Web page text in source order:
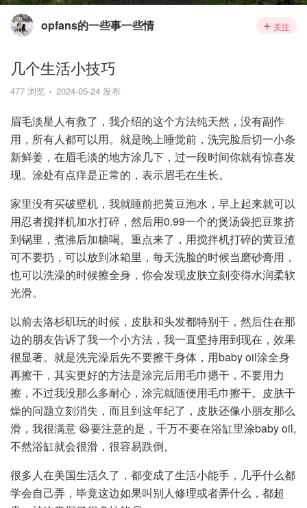
opfans的一些事一些情 关注
几个生活小技巧
477 浏览 2024-05-24 发布
眉毛淡星人有救了，我介绍的这个方法纯天然，没有副作
用，所有人都可以用。就是晚上睡觉前，洗完脸后切一小条
新鲜姜，在眉毛淡的地方涂几下，过一段时间你就有惊喜发
现。涂处有点痒是正常的，表示眉毛在生长。
家里没有买破壁机，我就睡前把黄豆泡水，早上起来就可以
用忍者搅拌机加水打碎，然后用0.99一个的煲汤袋把豆浆挤
到锅里，煮沸后加糖喝。重点来了，用搅拌机打碎的黄豆渣
可不要扔，可以放到冰箱里，每天洗脸的时候当磨砂膏用，
也可以洗澡的时候擦全身，你会发现皮肤立刻变得水润柔软
光滑。
以前去洛杉矶玩的时候，皮肤和头发都特别干，然后住在那
边的朋友告诉了我一个小方法，我一直坚持用到现在，效果
很显著。就是洗完澡后先不要擦干身体，用baby oil涂全身
再擦干，其实更好的方法是涂完后用毛巾摁干，不要用力
擦，不过我没那么多耐心，涂完就随便用毛巾擦干。皮肤干
燥的问题立刻消失，而且到这年纪了，皮肤还像小朋友那么
滑，我很满意 😆要注意的是，千万不要在浴缸里涂baby oil,
不然浴缸就会很滑，很容易跌倒。
很多人在美国生活久了，都变成了生活小能手，几乎什么都
学会自己弄，毕竟这边如果叫别人修理或者弄什么，都超